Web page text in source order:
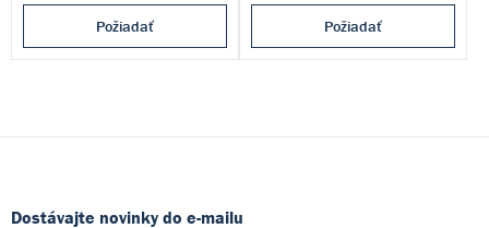
Požiadať Požiadať
Dostávajte novinky do e-mailu